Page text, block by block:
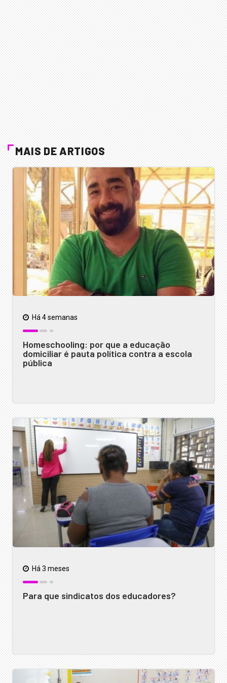
MAIS DE ARTIGOS
Há 4 semanas
Homeschooling: por que a educação
domiciliar é pauta política contra a escola
pública
Há 3 meses
Para que sindicatos dos educadores?